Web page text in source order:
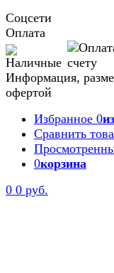
Соцсети
Оплата
Информация,
офертой
Избранное 0
Сравнить
0корзина
0 0 руб.Задать вопрос